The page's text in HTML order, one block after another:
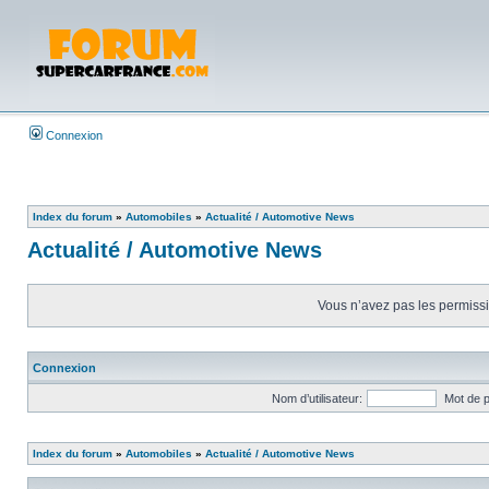
Connexion
Index du forum » Automobiles » Actualité / Automotive News
Actualité / Automotive News
Vous n’avez pas les
Connexion
Nom d’utilisateur: Mot de
Index du forum » Automobiles » Actualité / Automotive News